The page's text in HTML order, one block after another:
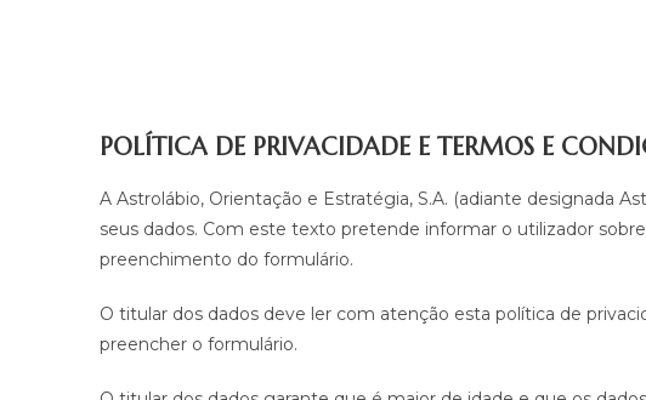
POLÍTICA DE PRIVACIDADE E TERMOS E
A Astrolábio, Orientação e Estratégia, S.A. (adiante designada
seus dados. Com este texto pretende informar o utilizador
preenchimento do formulário.
O titular dos dados deve ler com atenção esta política de
preencher o formulário.